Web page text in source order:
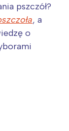
pszczół?
, a
o